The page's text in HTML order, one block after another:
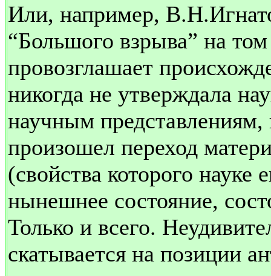
Или, например,
“Большого взрыва” на
провозглашает
никогда не утверждала
научным
произошел переход
(свойства которого
нынешнее состояние,
Только и всего.
скатывается на позиции